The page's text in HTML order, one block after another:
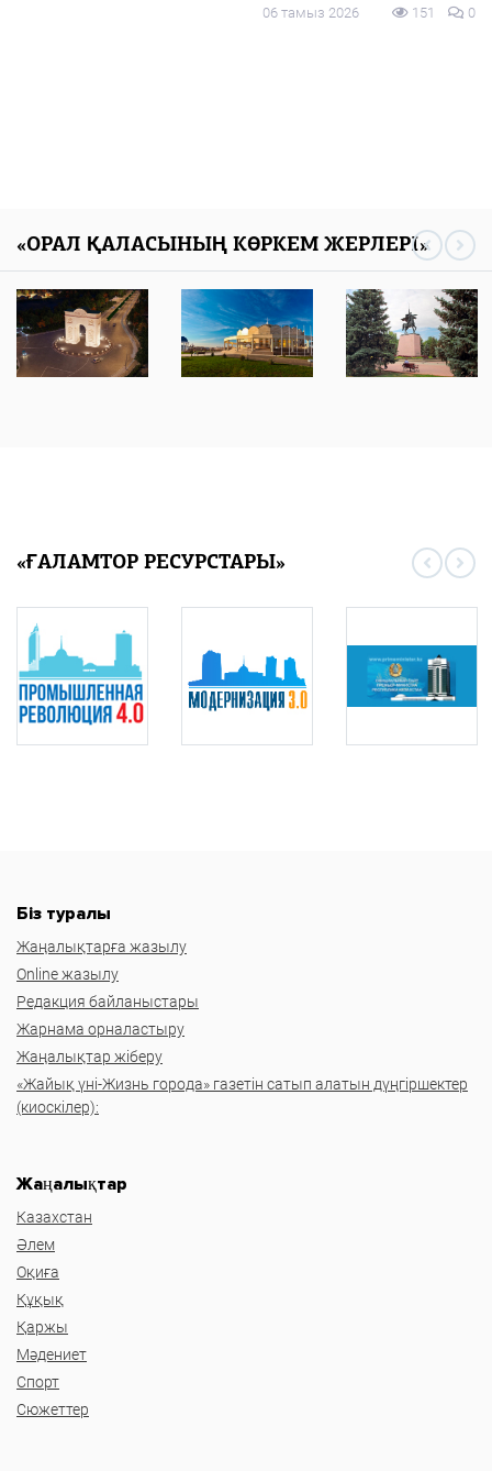
«ОРАЛ ҚАЛАСЫНЫҢ КӨРКЕМ ЖЕРЛЕРІ»
«ҒАЛАМТОР РЕСУРСТАРЫ»
Біз туралы
Жаңалықтарға жазылу
Online жазылу
Редакция байланыстары
Жарнама орналастыру
Жаңалықтар жіберу
«Жайық үні-Жизнь города» газетін сатып алатын дүңгіршектер
(киоскілер):
Жаңалықтар
Казахстан
Әлем
Оқиға
Құқық
Қаржы
Мәдениет
Спорт
Сюжеттер